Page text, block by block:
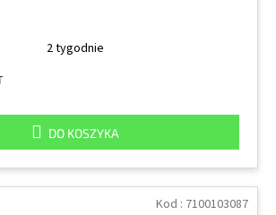
2 tygodnie
DO KOSZYKA
Kod : 7100103087